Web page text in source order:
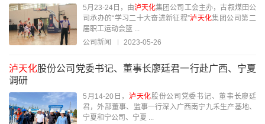
5月23-24日，由泸天化集团公司工会主办，古叙煤田公
司承办的“学习二十大奋进新征程”泸天化集团公司第二
届职工运动会篮 ...
公司新闻
2023-05-26
泸天化股份公司党委书记、董事长廖廷君一行赴广西、宁夏
调研
5月14-20日， 泸天化股份公司党委书记、董事长廖廷
君，外部董事、监事一行深入广西南宁九禾生产基地、
宁夏和宁公司、宁夏 ...